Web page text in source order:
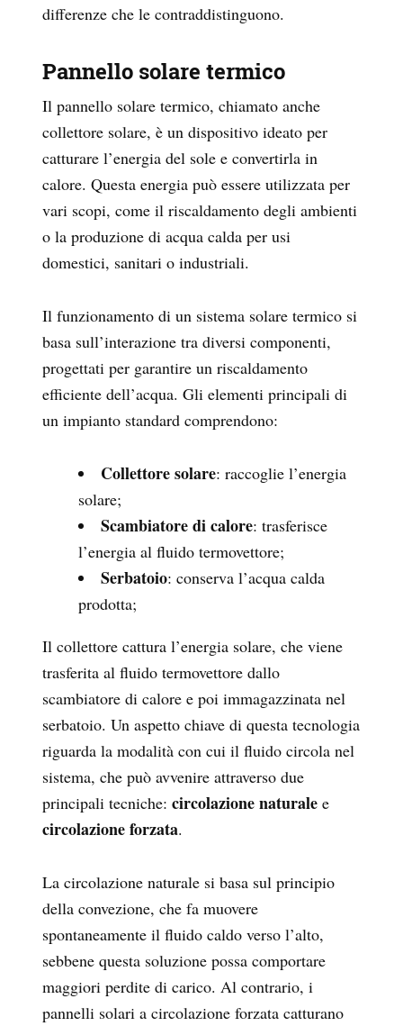
differenze che le contraddistinguono.
Pannello solare termico
Il pannello solare termico, chiamato anche
collettore solare, è un dispositivo ideato per
catturare l’energia del sole e convertirla in
calore. Questa energia può essere utilizzata per
vari scopi, come il riscaldamento degli ambienti
o la produzione di acqua calda per usi
domestici, sanitari o industriali.
Il funzionamento di un sistema solare termico si
basa sull’interazione tra diversi componenti,
progettati per garantire un riscaldamento
efficiente dell’acqua. Gli elementi principali di
un impianto standard comprendono:
Collettore solare: raccoglie l’energia
solare;
Scambiatore di calore: trasferisce
l’energia al fluido termovettore;
Serbatoio: conserva l’acqua calda
prodotta;
Il collettore cattura l’energia solare, che viene
trasferita al fluido termovettore dallo
scambiatore di calore e poi immagazzinata nel
serbatoio. Un aspetto chiave di questa tecnologia
riguarda la modalità con cui il fluido circola nel
sistema, che può avvenire attraverso due
principali tecniche: circolazione naturale e
circolazione forzata.
La circolazione naturale si basa sul principio
della convezione, che fa muovere
spontaneamente il fluido caldo verso l’alto,
sebbene questa soluzione possa comportare
maggiori perdite di carico. Al contrario, i
pannelli solari a circolazione forzata catturano